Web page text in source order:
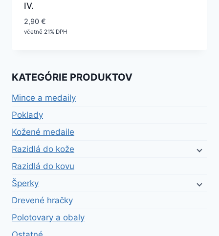
IV.
2,90 €
včetně 21% DPH
KATEGÓRIE PRODUKTOV
Mince a medaily
Poklady
Kožené medaile
Razidlá do kože
Razidlá do kovu
Šperky
Drevené hračky
Polotovary a obaly